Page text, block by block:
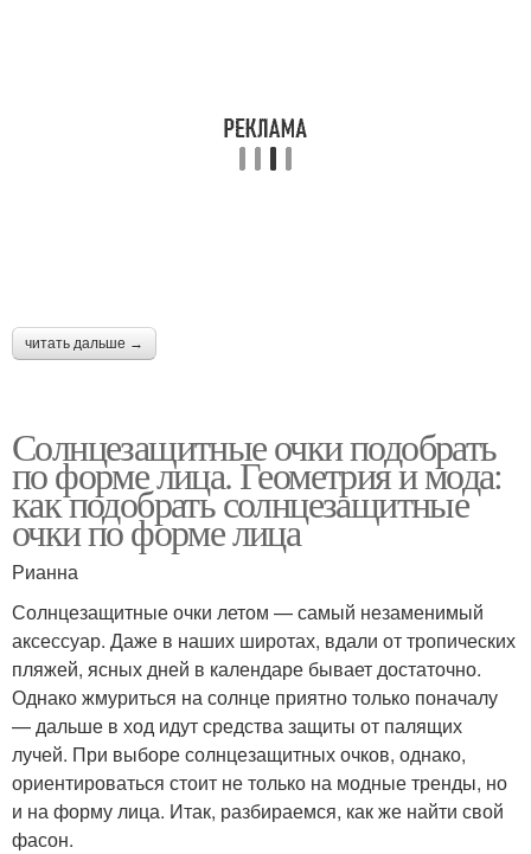
читать дальше →
Солнцезащитные очки подобрать
по форме лица. Геометрия и мода:
как подобрать солнцезащитные
очки по форме лица
Рианна
Солнцезащитные очки летом — самый незаменимый
аксессуар. Даже в наших широтах, вдали от тропических
пляжей, ясных дней в календаре бывает достаточно.
Однако жмуриться на солнце приятно только поначалу
— дальше в ход идут средства защиты от палящих
лучей. При выборе солнцезащитных очков, однако,
ориентироваться стоит не только на модные тренды, но
и на форму лица. Итак, разбираемся, как же найти свой
фасон.